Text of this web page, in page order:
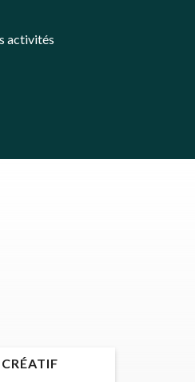
activités